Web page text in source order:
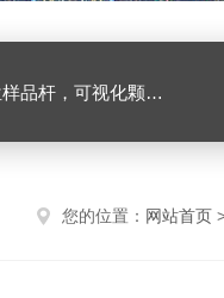
层沉积系统，纳米气溶胶沉积系统
您的位置： 网站首页